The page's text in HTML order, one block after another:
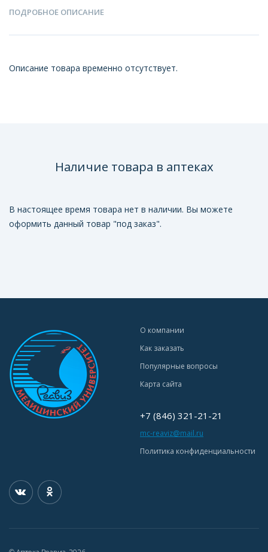
ПОДРОБНОЕ ОПИСАНИЕ
Описание товара временно отсутствует.
Наличие товара в аптеках
В настоящее время товара нет в наличии. Вы можете
оформить данный товар "под заказ".
О компании
Как заказать
Популярные вопросы
Карта сайта
+7 (846) 321-21-21
mc-reaviz@mail.ru
Политика конфиденциальности